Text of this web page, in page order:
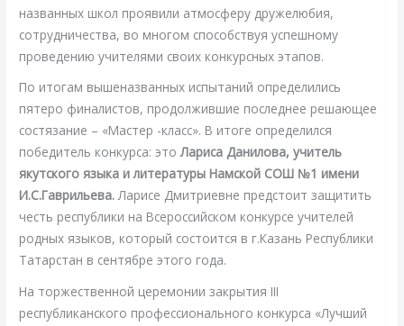
названных школ проявили атмосферу дружелюбия,
сотрудничества, во многом способствуя успешному
проведению учителями своих конкурсных этапов.
По итогам вышеназванных испытаний определились
пятеро финалистов, продолжившие последнее решающее
состязание – «Мастер -класс». В итоге определился
победитель конкурса: этоЛариса Данилова, учитель
якутского языка и литературы Намской СОШ №1 имени
И.С.Гаврильева.Ларисе Дмитриевне предстоит защитить
честь республики на Всероссийском конкурсе учителей
родных языков, который состоится в г.Казань Республики
Татарстан в сентябре этого года.
На торжественной церемонии закрытия III
республиканского профессионального конкурса «Лучший
года?